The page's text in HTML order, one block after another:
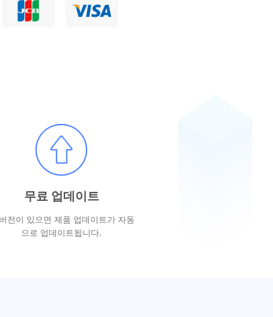
무료 업데이트
전이 있으면 제품 업데이트가 자동
으로 업데이트됩니다.